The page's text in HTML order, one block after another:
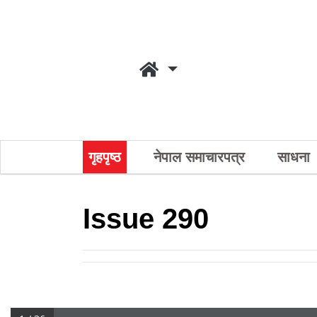
गृहपृष्ठ नेपाल समाचारपत्र साधना
Issue 290